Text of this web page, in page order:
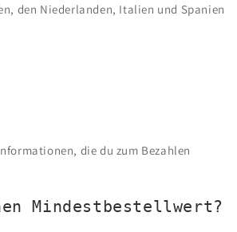
den Niederlanden, Italien und Spanien
die du zum Bezahlen
Mindestbestellwert?